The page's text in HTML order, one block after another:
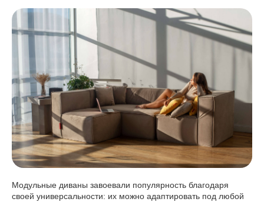
Модульные диваны завоевали популярность благодаря
своей универсальности: их можно адаптировать под любой